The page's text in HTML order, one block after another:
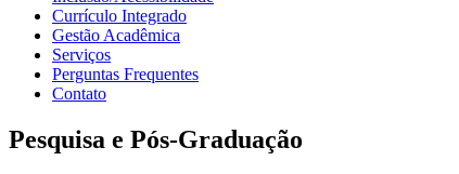
Currículo Integrado
Gestão Acadêmica
Serviços
Perguntas Frequentes
Contato
Pesquisa e Pós-Graduação